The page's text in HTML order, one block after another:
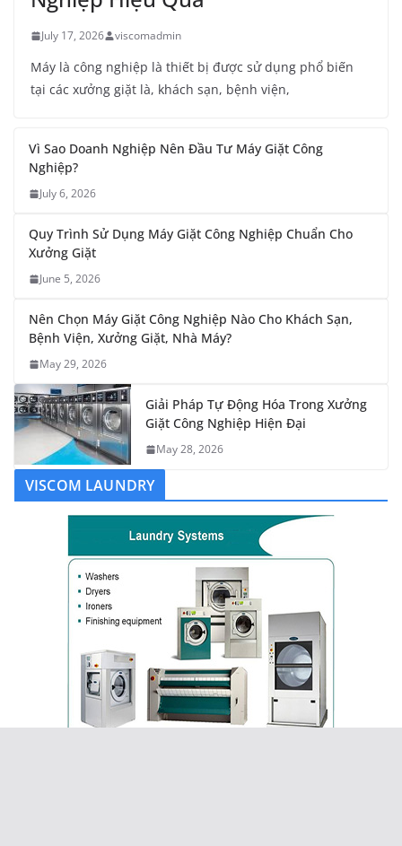
July 17, 2026 viscomadmin
Máy là công nghiệp là thiết bị được sử dụng phổ biến
tại các xưởng giặt là, khách sạn, bệnh viện,
Vì Sao Doanh Nghiệp Nên Đầu Tư Máy Giặt Công
Nghiệp?
July 6, 2026
Quy Trình Sử Dụng Máy Giặt Công Nghiệp Chuẩn Cho
Xưởng Giặt
June 5, 2026
Nên Chọn Máy Giặt Công Nghiệp Nào Cho Khách Sạn,
Bệnh Viện, Xưởng Giặt, Nhà Máy?
May 29, 2026
Giải Pháp Tự Động Hóa Trong Xưởng
Giặt Công Nghiệp Hiện Đại
May 28, 2026
VISCOM LAUNDRY